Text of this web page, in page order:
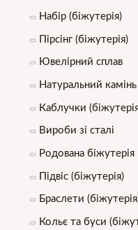
Набір (біжутерія)
Пірсінг (біжутерія)
Ювелірний сплав
Натуральний камінь
Каблучки
Вироби зі сталі
Родована біжутерія
Підвіс (біжутерія)
Браслети
Кольє та буси